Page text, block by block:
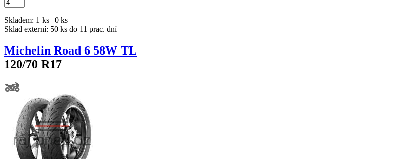
Skladem: 1 ks | 0 ks
Sklad externí: 50 ks do 11 prac. dní
Michelin Road 6 58W TL
120/70 R17